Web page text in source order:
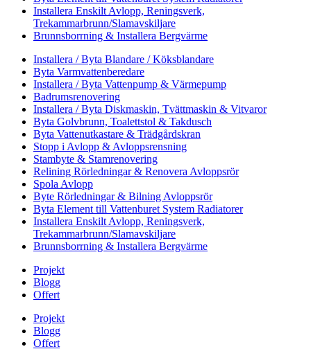
Installera Enskilt Avlopp, Reningsverk,
Trekammarbrunn/Slamavskiljare
Brunnsborrning & Installera Bergvärme
Installera / Byta Blandare / Köksblandare
Byta Varmvattenberedare
Installera / Byta Vattenpump & Värmepump
Badrumsrenovering
Installera / Byta Diskmaskin, Tvättmaskin & Vitvaror
Byta Golvbrunn, Toalettstol & Takdusch
Byta Vattenutkastare & Trädgårdskran
Stopp i Avlopp & Avloppsrensning
Stambyte & Stamrenovering
Relining Rörledningar & Renovera Avloppsrör
Spola Avlopp
Byte Rörledningar & Bilning Avloppsrör
Byta Element till Vattenburet System Radiatorer
Installera Enskilt Avlopp, Reningsverk,
Trekammarbrunn/Slamavskiljare
Brunnsborrning & Installera Bergvärme
Projekt
Blogg
Offert
Projekt
Blogg
Offert